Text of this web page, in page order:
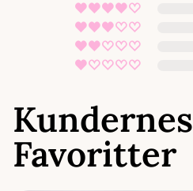
Kundernes
Favoritter